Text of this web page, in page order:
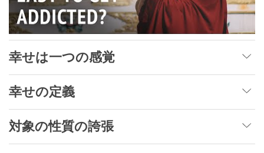
幸せは一つの感覚
幸せの定義
対象の性質の誇張